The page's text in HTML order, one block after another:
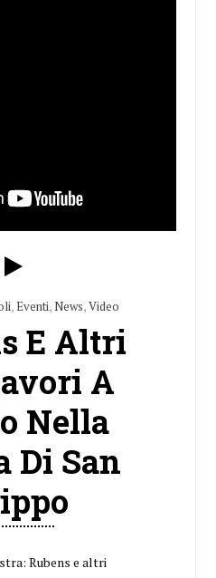
,Eventi,News,Video
E Altri
A
Nella
Di San
Rubens e altri